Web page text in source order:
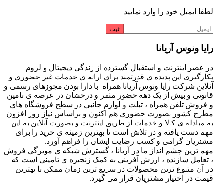
لطفا ایمیل خود را وارد نمایید
رایا ونوس آریانا
در عصر اینترنت و استقبال گسترده از زندگی دیجیتال و لزوم
بکارگیری این پدیده ی قدرتمند برای ارائه ی خدمات غیر حضوری و
آنلاین شرکت رایا ونوس آریانا همراه با دارا بودن مجوزهای رسمی و
قانونی و بیش از یک دهه حضور مثمر و درخشان در عرصه ی تامین
و فروش تلفن همراه ، تبلت و لوازم جانبی در سطح فروشگاه های
مطرح کشور بصورت حضوری هم اکنون و براساس نیاز روز افزون
به مبادله ی کالا و خدمات از طریق اینترنت و بصورت آنلاین به این
مهم دست یافته و در تلاش است تا بهترین زمینه ی خرید را برای
مشتریان گرامی و کسب رضایت ایشان را فراهم آورد.
مهم ترین چشم انداز ما در آریانا ، گسترش شبکه ی مویرگی فروش
، تعامل سازنده ، ارزش آفرینی به کمک زنجیره ی تامینی است که
در آن متنوع ترین محصولات در سریع ترین زمان ممکن با بهترین
قیمت در اختیار مشتریان قرار می گیرد.